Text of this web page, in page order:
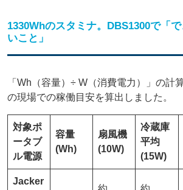
1330Whのスタミナ。DBS1300で「
いこと」
「Wh（容量）÷ W（消費電力）」の計
の現場での稼働目安を算出しました。
対象ポ
ータブ
ル電源
容量
(Wh)
扇風機
(10W)
冷蔵庫
平均
(15W)
Jacker